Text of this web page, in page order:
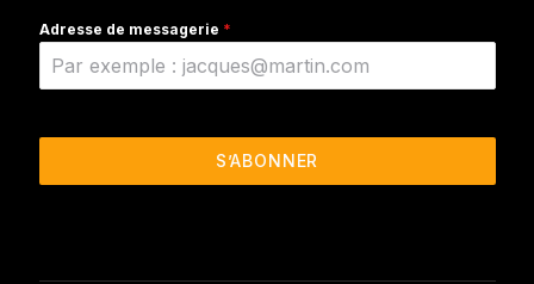
Adresse de messagerie *
S’ABONNER